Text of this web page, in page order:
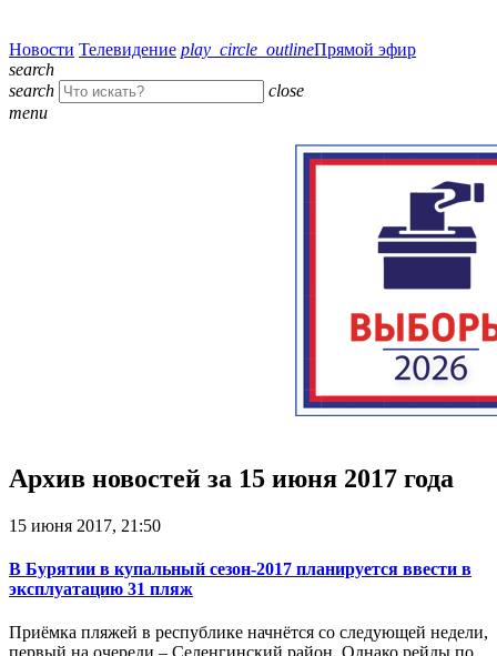
Новости Телевидение play_circle_outlineПрямой эфир
search
search
close
menu
Архив новостей за 15 июня 2017 года
15 июня 2017, 21:50
В Бурятии в купальный сезон-2017 планируется ввести в
эксплуатацию 31 пляж
Приёмка пляжей в республике начнётся со следующей недели,